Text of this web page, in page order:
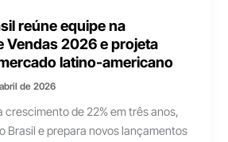
reúne equipe na
Vendas 2026 e projeta
latino-americano
de 2026
crescimento de 22% em três anos,
Brasil e prepara novos lançamentos